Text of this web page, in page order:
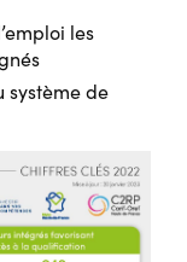
les
système de